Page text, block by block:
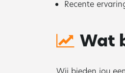
Recente
Wat